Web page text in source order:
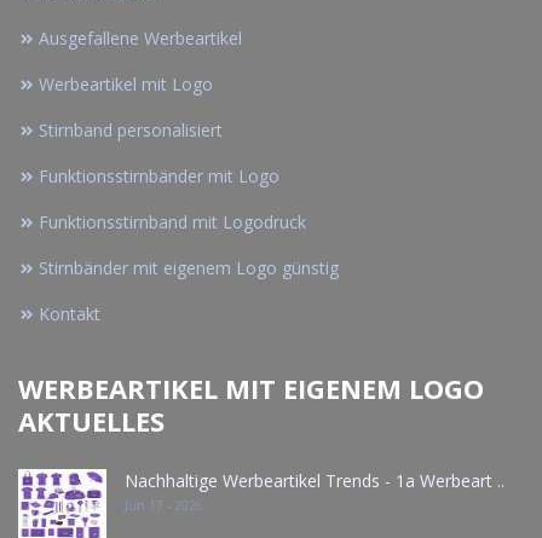
Ausgefallene Werbeartikel
Werbeartikel mit Logo
Stirnband personalisiert
Funktionsstirnbänder mit Logo
Funktionsstirnband mit Logodruck
Stirnbänder mit eigenem Logo günstig
Kontakt
WERBEARTIKEL MIT EIGENEM LOGO
AKTUELLES
Nachhaltige Werbeartikel Trends - 1a Werbeart ..
Jun 17 - 2026